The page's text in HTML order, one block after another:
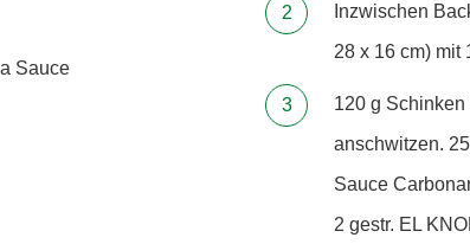
Sauce
Inzwischen
28 x 16 cm) mit
120 g
anschwitzen.
Sauce
2 gestr. EL